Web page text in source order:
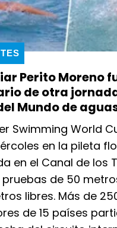
Perito Moreno
de otra
Mundo de
Swimming World
en la pileta
en el Canal de los
de 50
libres. Más de
de 15 países